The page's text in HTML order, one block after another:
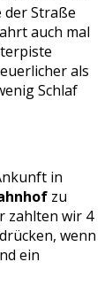
der Straße
auch mal
als
Schlaf
in
zu
zahlten wir 4
wenn
ein